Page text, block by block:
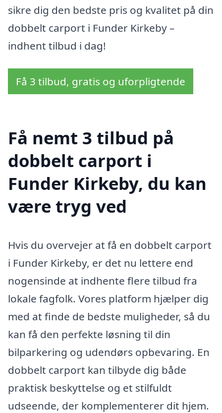
sikre dig den bedste pris og kvalitet på din
dobbelt carport i Funder Kirkeby –
indhent tilbud i dag!
Få 3 tilbud, gratis og uforpligtende
Få nemt 3 tilbud på
dobbelt carport i
Funder Kirkeby, du kan
være tryg ved
Hvis du overvejer at få en dobbelt carport
i Funder Kirkeby, er det nu lettere end
nogensinde at indhente flere tilbud fra
lokale fagfolk. Vores platform hjælper dig
med at finde de bedste muligheder, så du
kan få den perfekte løsning til din
bilparkering og udendørs opbevaring. En
dobbelt carport kan tilbyde dig både
praktisk beskyttelse og et stilfuldt
udseende, der komplementerer dit hjem.